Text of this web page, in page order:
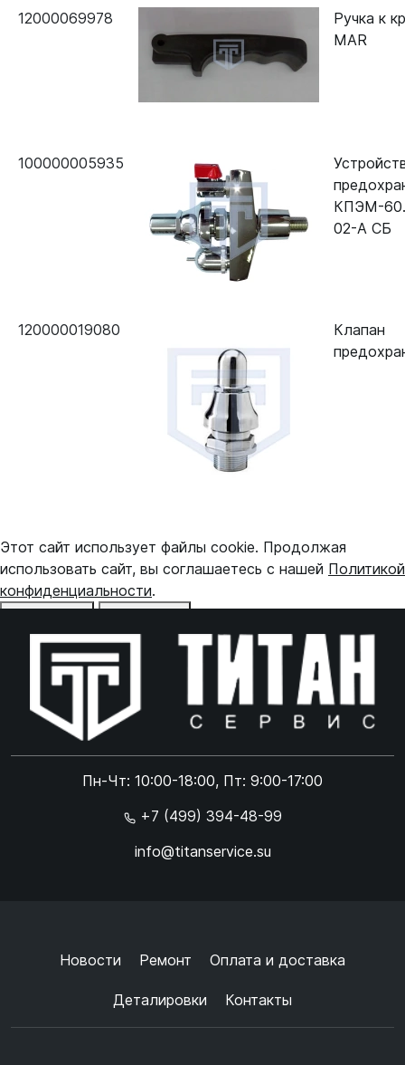
12000069978
Ручка к
MAR
100000005935
КПЭМ-
02-А СБ
120000019080
Клапан
Пн-Чт: 10:00-18:00, Пт: 9:00-17:00
+7 (499) 394-48-99
info@titanservice.su
Новости Ремонт Оплата и доставка
Деталировки Контакты
Этот сайт использует файлы cookie. Продолжая
использовать сайт, вы соглашаетесь с нашей Политикой
конфиденциальности.
Online чат
Online чат